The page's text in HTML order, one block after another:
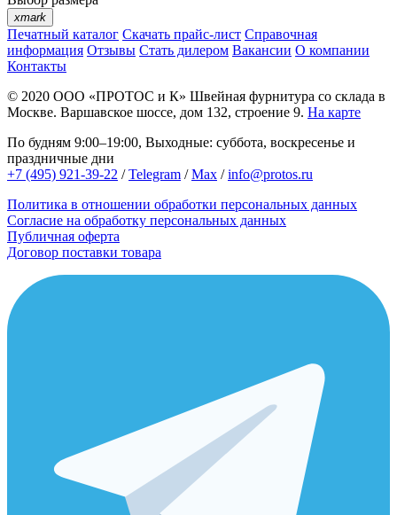
xmark
Печатный каталог Скачать прайс-лист Справочная
информация Отзывы Стать дилером Вакансии О компании
Контакты
© 2020 ООО «ПРОТОС и К» Швейная фурнитура со склада в
Москве. Варшавское шоссе, дом 132, строение 9. На карте
По будням 9:00–19:00, Выходные: суббота, воскресенье и
праздничные дни
+7 (495) 921-39-22 /Telegram /Max /info@protos.ru
Политика в отношении обработки персональных данных
Согласие на обработку персональных данных
Публичная оферта
Договор поставки товара